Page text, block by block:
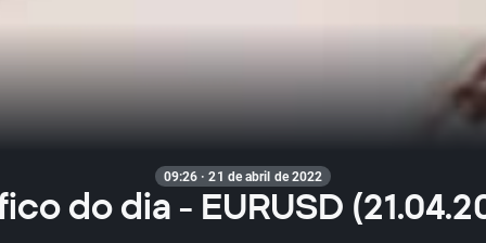
09:26 · 21 de abril de 2022
do dia - EURUSD